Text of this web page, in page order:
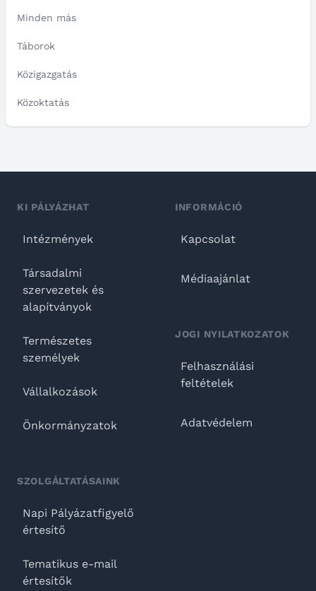
Minden más
Táborok
Közigazgatás
Közoktatás
KI PÁLYÁZHAT
Intézmények
Társadalmi
szervezetek és
alapítványok
Természetes
személyek
Vállalkozások
Önkormányzatok
SZOLGÁLTATÁSAINK
Napi Pályázatfigyelő
értesítő
Tematikus e-mail
értesítők
INFORMÁCIÓ
Kapcsolat
Médiaajánlat
JOGI NYILATKOZATOK
Felhasználási
feltételek
Adatvédelem